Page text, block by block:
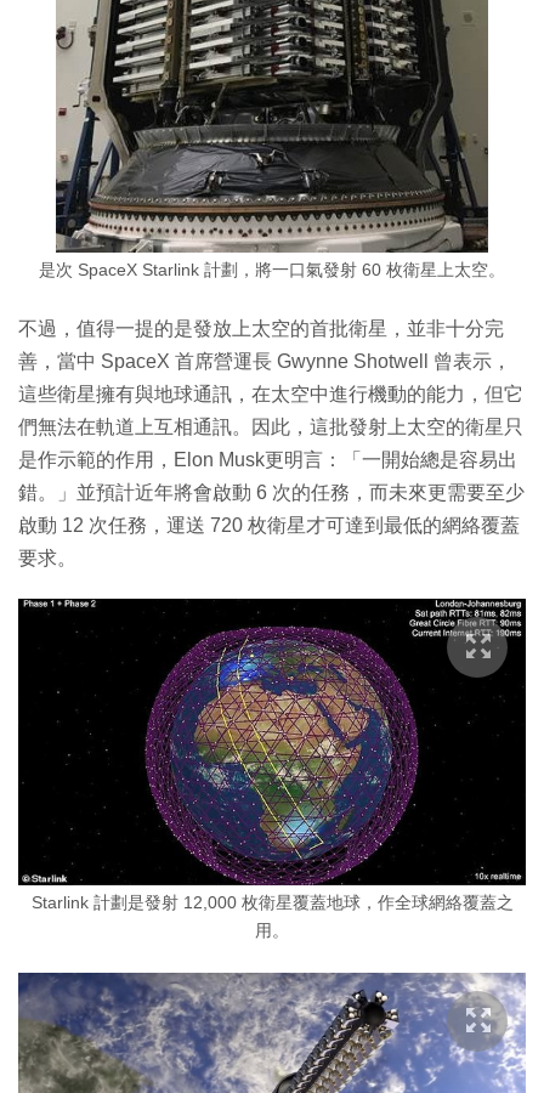
是次 SpaceX Starlink 計劃，將一口氣發射 60 枚衛星上太空。
不過，值得一提的是發放上太空的首批衛星，並非十分完
善，當中 SpaceX 首席營運長 Gwynne Shotwell 曾表示，
這些衛星擁有與地球通訊，在太空中進行機動的能力，但它
們無法在軌道上互相通訊。因此，這批發射上太空的衛星只
是作示範的作用，Elon Musk更明言：「一開始總是容易出
錯。」並預計近年將會啟動 6 次的任務，而未來更需要至少
啟動 12 次任務，運送 720 枚衛星才可達到最低的網絡覆蓋
要求。
Starlink 計劃是發射 12,000 枚衛星覆蓋地球，作全球網絡覆蓋之
用。